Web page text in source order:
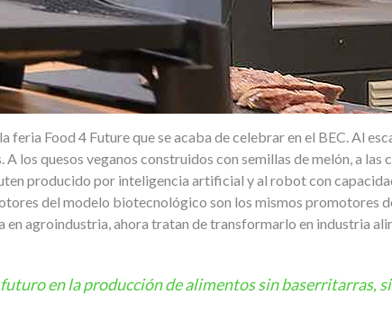
feria Food 4 Future que se acaba de celebrar en el BEC. Al
los quesos veganos construidos con semillas de melón, a las
producido por inteligencia artificial y al robot con
del modelo biotecnológico son los mismos promotores
agroindustria, ahora tratan de transformarlo en industria
en la producción de alimentos sin baserritarras,